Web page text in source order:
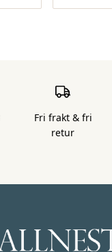
Fri frakt & fri
retur